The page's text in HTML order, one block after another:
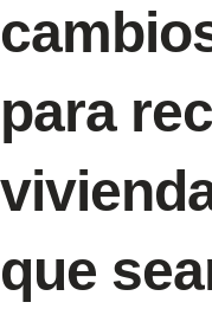
para
que